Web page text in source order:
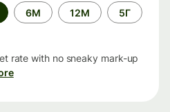
6М 12М 5Г
rate with no sneaky mark-up